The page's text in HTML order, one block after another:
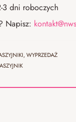
3 dni roboczych
Napisz:
,WYPRZEDAŻ